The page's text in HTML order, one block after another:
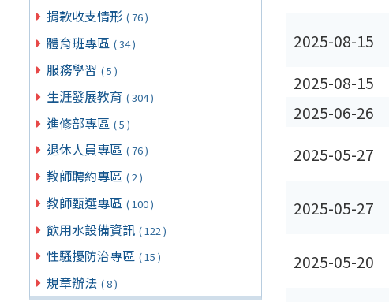
捐款收支情形 ( 76 )
體育班專區 ( 34 )
服務學習 ( 5 )
生涯發展教育 ( 304 )
進修部專區 ( 5 )
退休人員專區 ( 76 )
教師聘約專區 ( 2 )
教師甄選專區 ( 100 )
飲用水設備資訊 ( 122 )
性騷擾防治專區 ( 15 )
規章辦法 ( 8 )
2025-08-15
2025-08-15
2025-06-26
2025-05-27
2025-05-27
2025-05-20